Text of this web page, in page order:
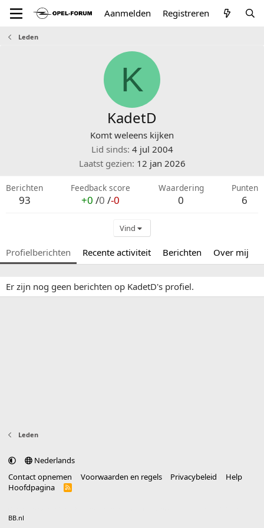
Aanmelden Registreren
Leden
K
KadetD
Komt weleens kijken
Lid sinds 4 jul 2004
Laatst gezien 12 jan 2026
Berichten
93
Feedback score
+0 /0 /-0
Waardering
0
Punten
6
Vind
Profielberichten Recente activiteit Berichten Over mij
Er zijn nog geen berichten op KadetD's profiel.
Leden
Nederlands
Contact opnemen
Voorwaarden en regels Privacybeleid
Help
Hoofdpagina
R
BB.nl